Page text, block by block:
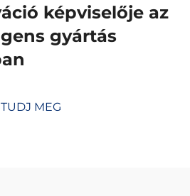
képviselője az
gyártás
MEG